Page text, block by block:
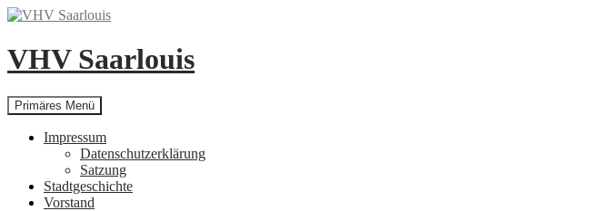
Zum
springen
VHV Saarlouis
Suchen
Primäres Menü
Impressum
Datenschutzerklärung
Satzung
Stadtgeschichte
Vorstand